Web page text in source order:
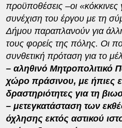
προϋποθέσεις –οι «κόκκινες
συνέχιση του έργου με τη
Δήμου παραπλανούν για
τους φορείς της πόλης. Οι
συνθετική πρόταση για το
– αληθινό Μητροπολιτικό
χώρο πράσινου, με ήπιες
δραστηριότητες για τη
– μετεγκατάσταση των
όχλησης εκτός αστικού